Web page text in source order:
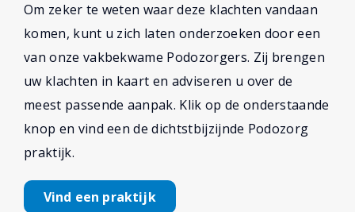
Om zeker te weten waar deze klachten vandaan
komen, kunt u zich laten onderzoeken door een
van onze vakbekwame Podozorgers. Zij brengen
uw klachten in kaart en adviseren u over de
meest passende aanpak. Klik op de onderstaande
knop en vind een de dichtstbijzijnde Podozorg
praktijk.
Vind een praktijk